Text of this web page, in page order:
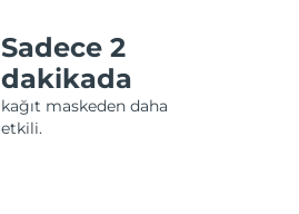
Sadece 2
dakikada
kağıt maskeden daha
etkili.